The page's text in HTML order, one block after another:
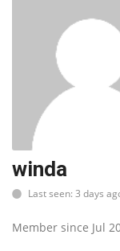
KONTAK
arcgis
PROFILE
GEOGRAFIS
winda
Last seen: 3 days
Member since Jul